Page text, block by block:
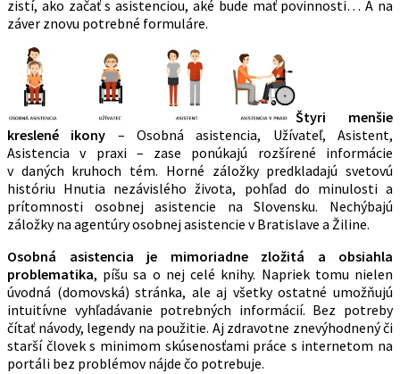
zistí, ako začať s asistenciou, aké bude mať povinnosti… A na
záver znovu potrebné formuláre.
Štyri menšie
kreslené ikony – Osobná asistencia, Užívateľ, Asistent,
Asistencia v praxi – zase ponúkajú rozšírené informácie
v daných kruhoch tém. Horné záložky predkladajú svetovú
históriu Hnutia nezávislého života, pohľad do minulosti a
prítomnosti osobnej asistencie na Slovensku. Nechýbajú
záložky na agentúry osobnej asistencie v Bratislave a Žiline.
Osobná asistencia je mimoriadne zložitá a obsiahla
problematika, píšu sa o nej celé knihy. Napriek tomu nielen
úvodná (domovská) stránka, ale aj všetky ostatné umožňujú
intuitívne vyhľadávanie potrebných informácií. Bez potreby
čítať návody, legendy na použitie. Aj zdravotne znevýhodnený či
starší človek s minimom skúsenosťami práce s internetom na
portáli bez problémov nájde čo potrebuje.